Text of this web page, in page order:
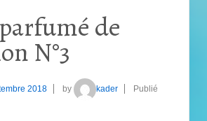
de
N°3
2018 by kader
Publié